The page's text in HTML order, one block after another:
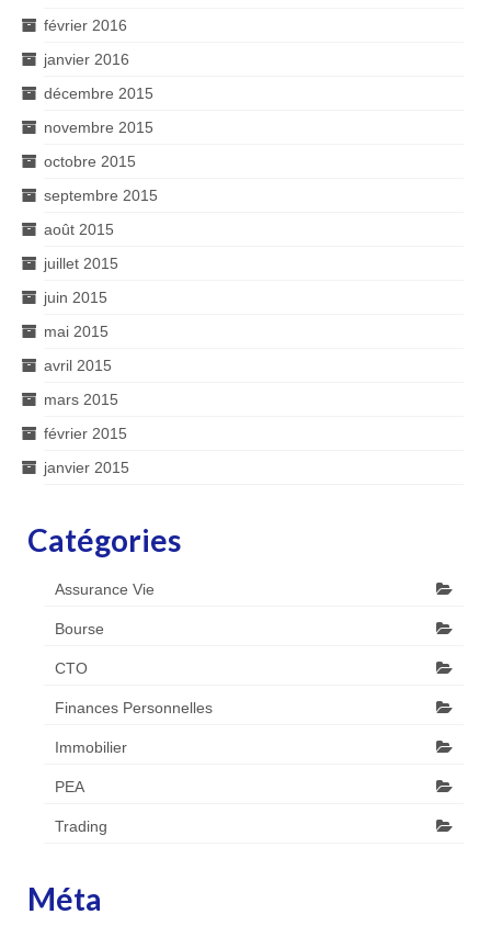
février 2016
janvier 2016
décembre 2015
novembre 2015
octobre 2015
septembre 2015
août 2015
juillet 2015
juin 2015
mai 2015
avril 2015
mars 2015
février 2015
janvier 2015
Catégories
Assurance Vie
Bourse
CTO
Finances Personnelles
Immobilier
PEA
Trading
Méta